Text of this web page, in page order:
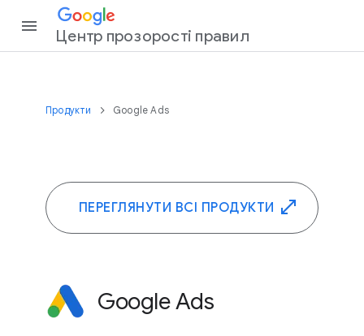
Центр прозорості правил
Продукти Google Ads
ПЕРЕГЛЯНУТИ ВСІ ПРОДУКТИ
Google Ads